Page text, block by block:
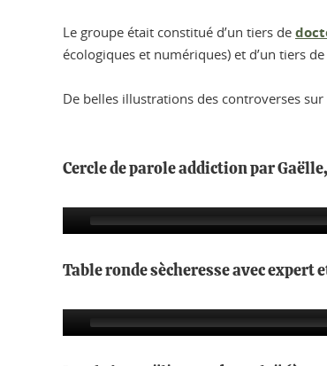
Le groupe était constitué d’un tiers de
écologiques et numériques) et d’un tiers de
De belles illustrations des controverses
Cercle de parole addiction par
Table ronde sècheresse avec